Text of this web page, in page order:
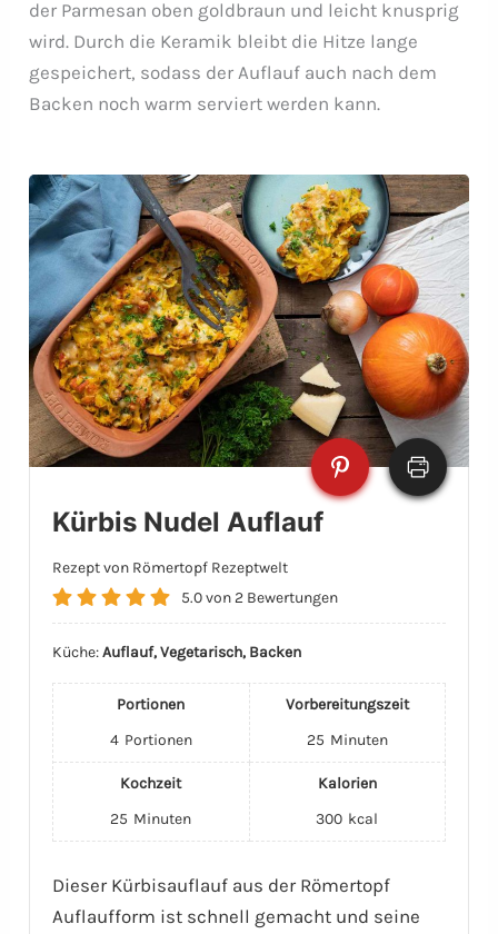
der Parmesan oben goldbraun und leicht knusprig
wird. Durch die Keramik bleibt die Hitze lange
gespeichert, sodass der Auflauf auch nach dem
Backen noch warm serviert werden kann.
Kürbis Nudel Auflauf
Rezept von Römertopf Rezeptwelt
5.0von 2 Bewertungen
Küche:Auflauf, Vegetarisch, Backen
Portionen
4 Portionen
Vorbereitungszeit
25 Minuten
Kochzeit
25 Minuten
Kalorien
300 kcal
Dieser Kürbisauflauf aus der Römertopf
Auflaufform ist schnell gemacht und seine